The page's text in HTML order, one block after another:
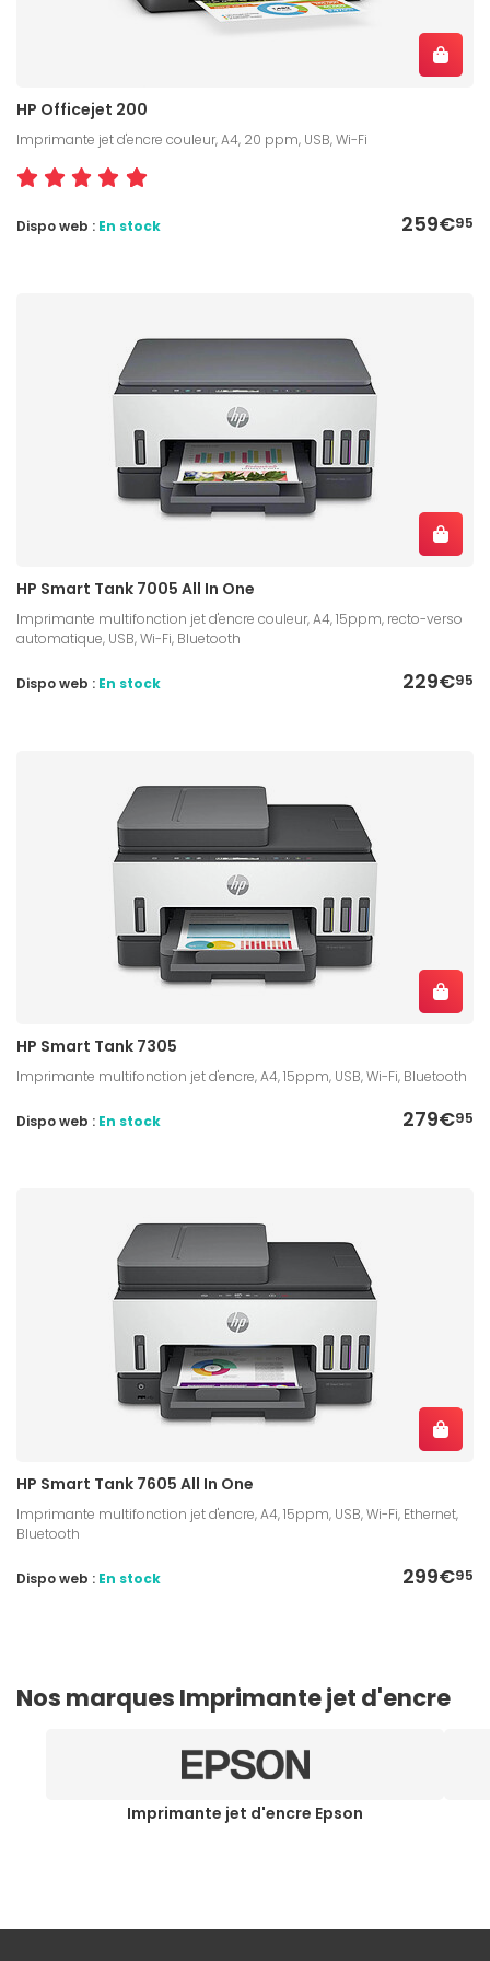
HP Officejet 200
Imprimante jet d'encre couleur, A4, 20 ppm, USB, Wi-Fi
259€95
Dispo web : En stock
HP Smart Tank 7005 All In One
Imprimante multifonction jet d'encre couleur, A4, 15ppm, recto-verso
automatique, USB, Wi-Fi, Bluetooth
229€95
Dispo web : En stock
HP Smart Tank 7305
Imprimante multifonction jet d'encre, A4, 15ppm, USB, Wi-Fi, Bluetooth
279€95
Dispo web : En stock
HP Smart Tank 7605 All In One
Imprimante multifonction jet d'encre, A4, 15ppm, USB, Wi-Fi, Ethernet,
Bluetooth
299€95
Dispo web : En stock
Nos marques Imprimante jet d'encre
Imprimante jet d'encre Epson